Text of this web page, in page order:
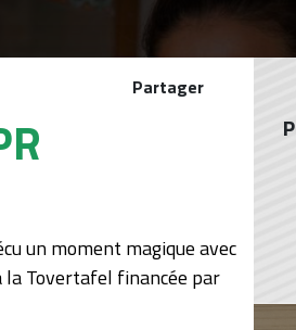
Partager
un moment magique avec
la Tovertafel financée par